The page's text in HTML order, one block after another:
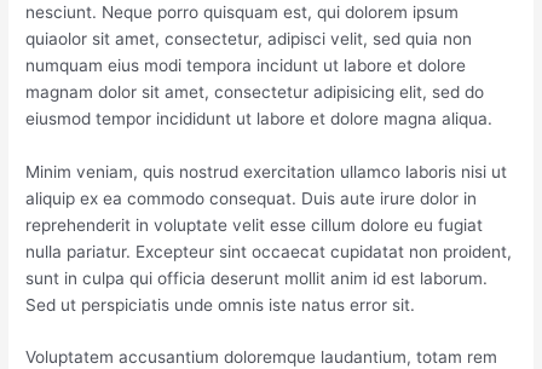
nesciunt. Neque porro quisquam est, qui dolorem ipsum
quiaolor sit amet, consectetur, adipisci velit, sed quia non
numquam eius modi tempora incidunt ut labore et dolore
magnam dolor sit amet, consectetur adipisicing elit, sed do
eiusmod tempor incididunt ut labore et dolore magna aliqua.
Minim veniam, quis nostrud exercitation ullamco laboris nisi ut
aliquip ex ea commodo consequat. Duis aute irure dolor in
reprehenderit in voluptate velit esse cillum dolore eu fugiat
nulla pariatur. Excepteur sint occaecat cupidatat non proident,
sunt in culpa qui officia deserunt mollit anim id est laborum.
Sed ut perspiciatis unde omnis iste natus error sit.
Voluptatem accusantium doloremque laudantium, totam rem